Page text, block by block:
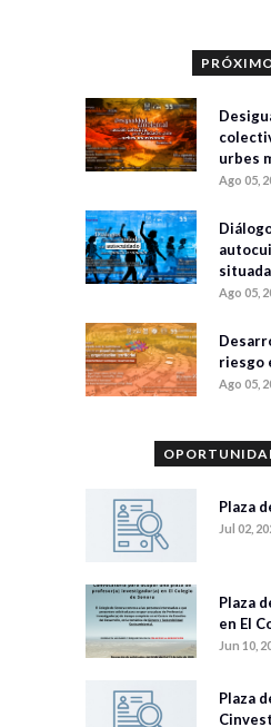
urbes
Ago 05,
situada
Ago 05,
riesgo
Ago 05,
Plaza
Jul 02,
Plaza
en El
Jun 10,
Plaza